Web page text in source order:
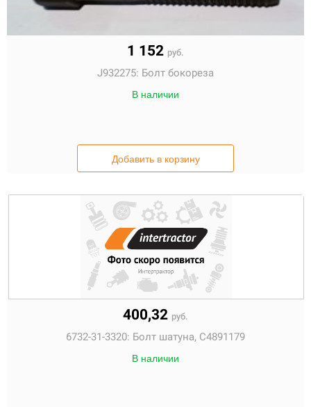
1 152 руб.
J932275: Болт бокореза
В наличии
Добавить в корзину
400,32 руб.
6732-31-3320: Болт шатуна, C4891179
В наличии